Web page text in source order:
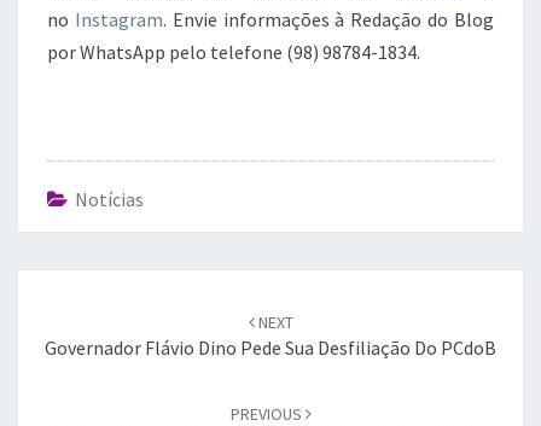
no Instagram. Envie informações à Redação do Blog
por WhatsApp pelo telefone (98) 98784-1834.
Notícias
NEXT
Governador Flávio Dino Pede Sua Desfiliação Do PCdoB
PREVIOUS